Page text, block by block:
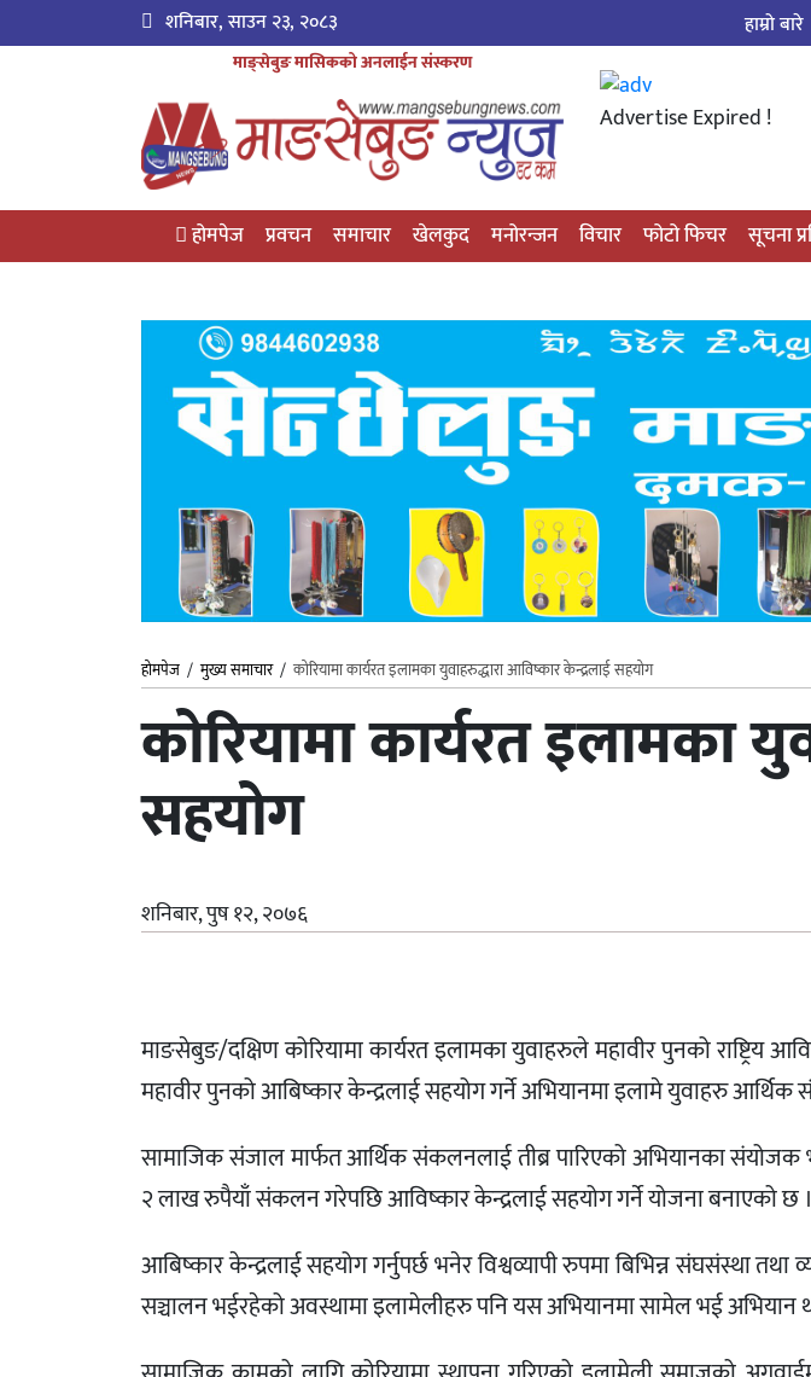
शनिबार, साउन २३, २०८३ हाम्रो बारे
माङ्सेबुङ मासिकको अनलाईन संस्करण
Advertise Expired !
होमपेज प्रवचन समाचार खेलकुद मनोरन्जन विचार फोटो फिचर सूचना
होमपेज /मुख्य समाचार/ कोरियामा कार्यरत इलामका युवाहरुद्धारा आविष्कार केन्द्रलाई सहयोग
कोरियामा कार्यरत इलामका
सहयोग
शनिबार, पुष १२, २०७६
माङसेबुङ/दक्षिण कोरियामा कार्यरत इलामका युवाहरुले महावीर पुनको राष्ट्रिय
महावीर पुनको आबिष्कार केन्द्रलाई सहयोग गर्ने अभियानमा इलामे युवाहरु
सामाजिक संजाल मार्फत आर्थिक संकलनलाई तीब्र पारिएको अभियानका संयोजक
२ लाख रुपैयाँ संकलन गरेपछि आविष्कार केन्द्रलाई सहयोग गर्ने योजना बनाएको छ ।
आबिष्कार केन्द्रलाई सहयोग गर्नुपर्छ भनेर विश्वव्यापी रुपमा बिभिन्न संघसंस्था
सञ्चालन भईरहेको अवस्थामा इलामेलीहरु पनि यस अभियानमा सामेल भई अभियान